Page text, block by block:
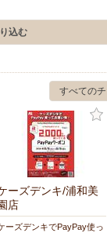
込む
すべての
ーズデンキ/浦和美
店
ーズデンキでPayPay使っ